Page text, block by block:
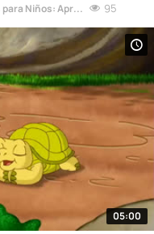
Encantadores Videos de Caballos para Niños: Aprende y Diviértete 95
05:00